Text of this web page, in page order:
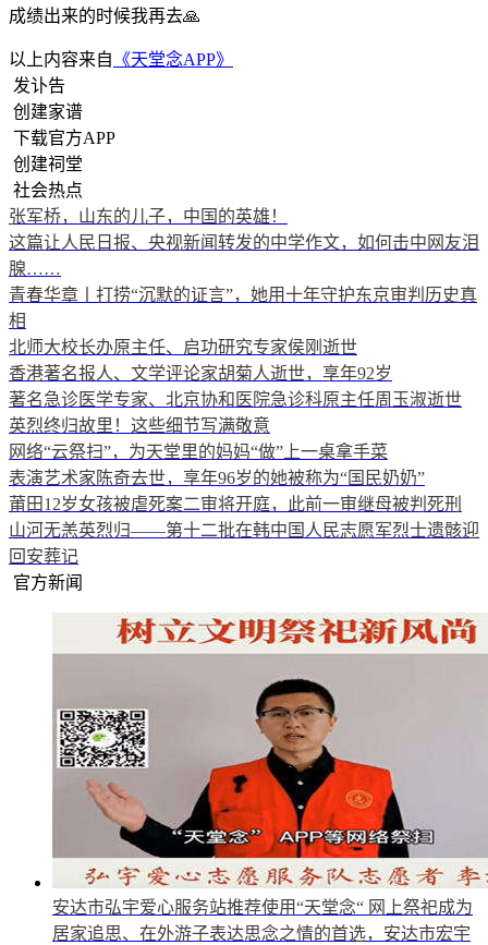
成绩出来的时候我再去🙏
以上内容来自 《天堂念APP》
发讣告
创建家谱
下载官方APP
创建祠堂
社会热点
张军桥，山东的儿子，中国的英雄！
这篇让人民日报、央视新闻转发的中学作文，如何击中网友泪
腺……
青春华章丨打捞“沉默的证言”，她用十年守护东京审判历史真
相
北师大校长办原主任、启功研究专家侯刚逝世
香港著名报人、文学评论家胡菊人逝世，享年92岁
著名急诊医学专家、北京协和医院急诊科原主任周玉淑逝世
英烈终归故里！这些细节写满敬意
网络“云祭扫”，为天堂里的妈妈“做”上一桌拿手菜
表演艺术家陈奇去世，享年96岁的她被称为“国民奶奶”
莆田12岁女孩被虐死案二审将开庭，此前一审继母被判死刑
山河无恙英烈归——第十二批在韩中国人民志愿军烈士遗骸迎
回安葬记
官方新闻
安达市弘宇爱心服务站推荐使用“天堂念“ 网上祭祀成为
居家追思、在外游子表达思念之情的首选，安达市宏宇